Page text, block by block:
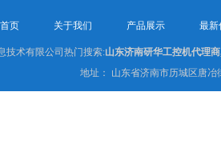
页 关于我们 产品展示 最新
技术有限公司热门搜索:山东济南研华工控机代理
地址： 山东省济南市历城区唐冶